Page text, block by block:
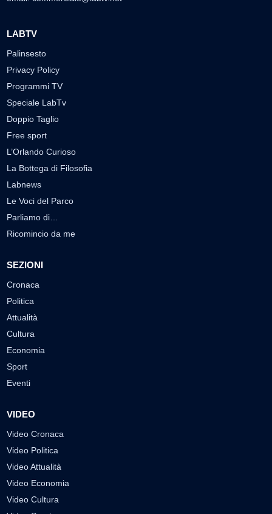
LABTV
Palinsesto
Privacy Policy
Programmi TV
Speciale LabTv
Doppio Taglio
Free sport
L’Orlando Curioso
La Bottega di Filosofia
Labnews
Le Voci del Parco
Parliamo di…
Ricomincio da me
SEZIONI
Cronaca
Politica
Attualità
Cultura
Economia
Sport
Eventi
VIDEO
Video Cronaca
Video Politica
Video Attualità
Video Economia
Video Cultura